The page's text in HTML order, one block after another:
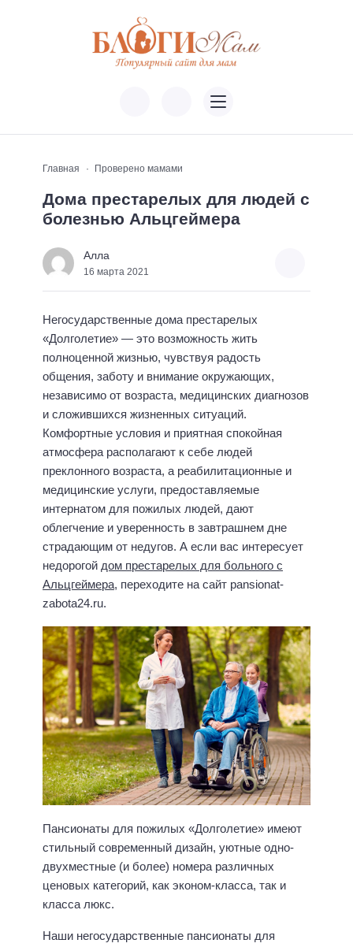
Главная Проверено мамами
Дома престарелых для людей с
болезнью Альцгеймера
Алла
16 марта 2021
Негосударственные дома престарелых
«Долголетие» — это возможность жить
полноценной жизнью, чувствуя радость
общения, заботу и внимание окружающих,
независимо от возраста, медицинских диагнозов
и сложившихся жизненных ситуаций.
Комфортные условия и приятная спокойная
атмосфера располагают к себе людей
преклонного возраста, а реабилитационные и
медицинские услуги, предоставляемые
интернатом для пожилых людей, дают
облегчение и уверенность в завтрашнем дне
страдающим от недугов. А если вас интересует
недорогой дом престарелых для больного с
Альцгеймера, переходите на сайт pansionat-
zabota24.ru.
Пансионаты для пожилых «Долголетие» имеют
стильный современный дизайн, уютные одно-
двухместные (и более) номера различных
ценовых категорий, как эконом-класса, так и
класса люкс.
Наши негосударственные пансионаты для